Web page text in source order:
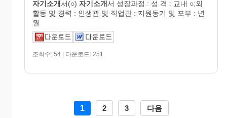
자기소개서(○) 자기소개서 성장과정 : 성 격 : 교내 ○;외
활동 및 경력 : 인생관 및 직업관 : 지원동기 및 포부 : 년
월
조회수: 54 | 다운로드: 251
1 2 3 다음